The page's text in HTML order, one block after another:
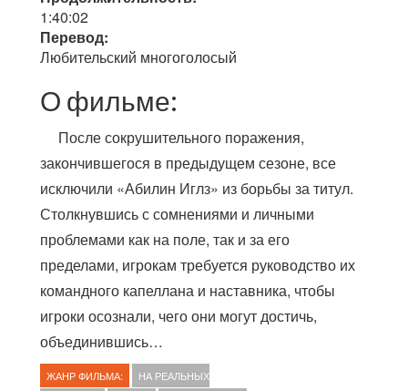
1:40:02
Перевод:
Любительский многоголосый
О фильме:
После сокрушительного поражения,
закончившегося в предыдущем сезоне, все
исключили «Абилин Иглз» из борьбы за титул.
Столкнувшись с сомнениями и личными
проблемами как на поле, так и за его
пределами, игрокам требуется руководство их
командного капеллана и наставника, чтобы
игроки осознали, чего они могут достичь,
объединившись…
ЖАНР ФИЛЬМА:
НА РЕАЛЬНЫХ